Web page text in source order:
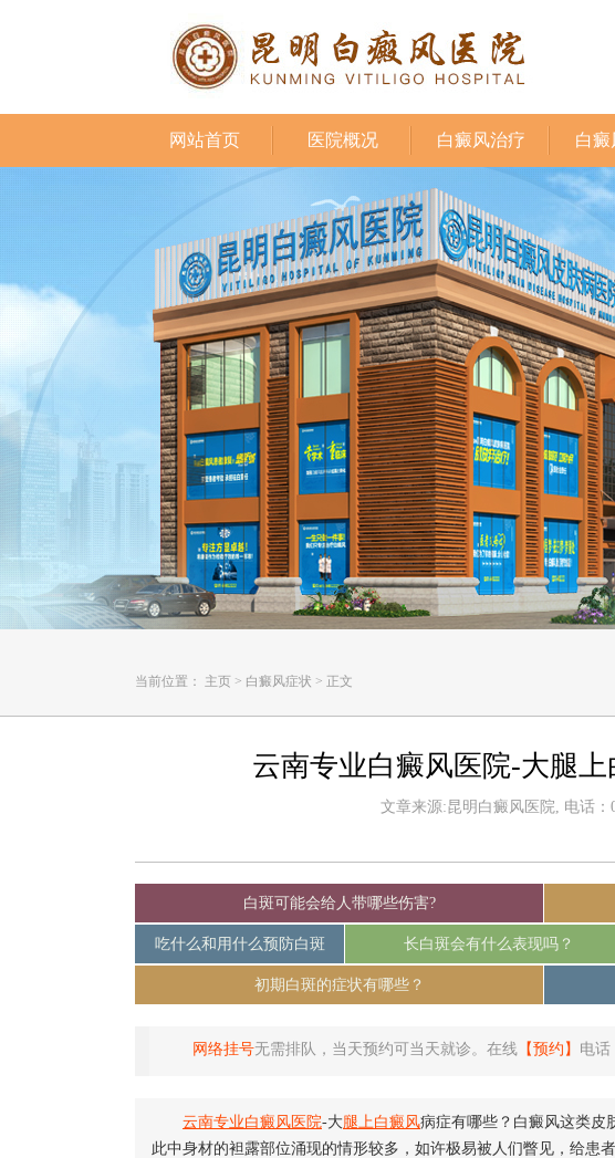
网站首页 医院概况 白癜风治疗 白癜
当前位置： 主页 > 白癜风症状 > 正文
云南专业白癜风医院-大腿
文章来源:昆明白癜风医院, 电话：
白斑可能会给人带哪些伤害?
吃什么和用什么预防白斑 长白斑会有什么表现吗？
初期白斑的症状有哪些？
网络挂号无需排队，当天预约可当天就诊。在线 【预约】 电话
云南专业白癜风医院-大腿上白癜风病症有哪些？白癜风这类皮
此中身材的袒露部位涌现的情形较多，如许极易被人们瞥见，给患